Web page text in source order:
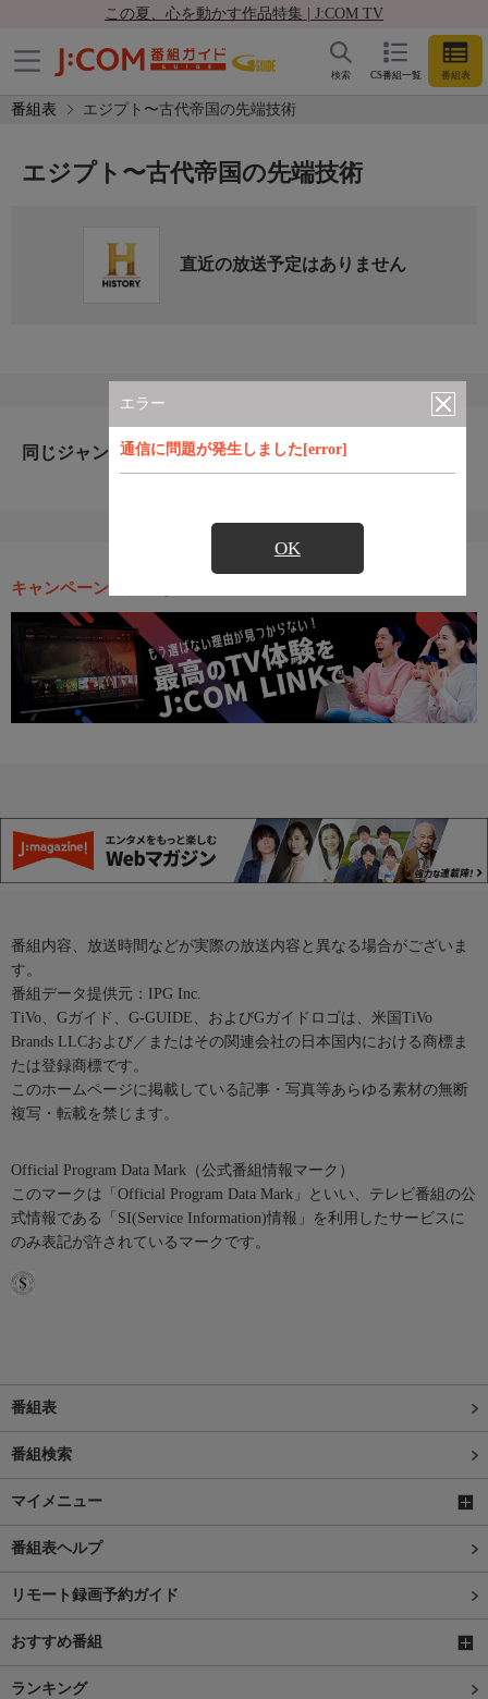
この夏、心を動かす作品特集 | J:COM TV
CS番組一覧 番組表
検索
番組表 エジプト〜古代帝国の先端技術
エラー
通信に問題が発生しました[error]
OK
エジプト〜古代帝国の先端技術
直近の放送予定はありません
同じジャンルのおすすめ番組
キャンペーン・お得な情報
番組内容、放送時間などが実際の放送内容と異なる場合がございま
す。
番組データ提供元：IPG Inc.
TiVo、Gガイド、G-GUIDE、およびGガイドロゴは、米国TiVo
Brands LLCおよび／またはその関連会社の日本国内における商標ま
たは登録商標です。
このホームページに掲載している記事・写真等あらゆる素材の無断
複写・転載を禁じます。
Official Program Data Mark（公式番組情報マーク）
このマークは「Official Program Data Mark」といい、テレビ番組の公
式情報である「SI(Service Information)情報」を利用したサービスに
のみ表記が許されているマークです。
番組表
番組検索
マイメニュー
番組表ヘルプ
リモート録画予約ガイド
おすすめ番組
ランキング